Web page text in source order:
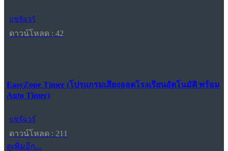
แชร์แวร์
ดาวน์โหลด : 42
EasyZone Timer (โปรแกรมเสียงออดโรงเรียนอัตโนมัติ พร้อม
Auto Timer)
แชร์แวร์
ดาวน์โหลด : 211
ดูเพิ่มอีก...